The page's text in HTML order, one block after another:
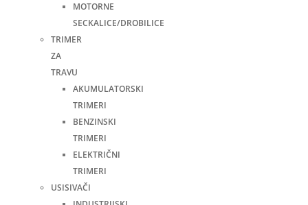
MOTORNE
SECKALICE/DROBILICE
TRIMER
ZA
TRAVU
AKUMULATORSKI
TRIMERI
BENZINSKI
TRIMERI
ELEKTRIČNI
TRIMERI
USISIVAČI